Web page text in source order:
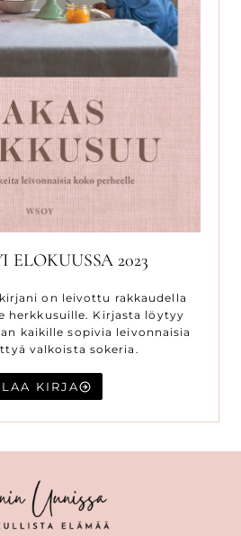
ELOKUUSSA 2023
on leivottu rakkaudella
herkkusuille. Kirjasta löytyy
kaikille sopivia leivonnaisia
valkoista sokeria.
KIRJA